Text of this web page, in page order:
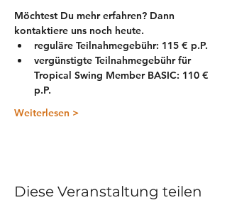
​Möchtest Du mehr erfahren? Dann
kontaktiere uns noch heute.
reguläre Teilnahmegebühr: 115 € p.P.
vergünstigte Teilnahmegebühr für
Tropical Swing Member BASIC: 110 €
p.P.
Weiterlesen >
Diese Veranstaltung teilen